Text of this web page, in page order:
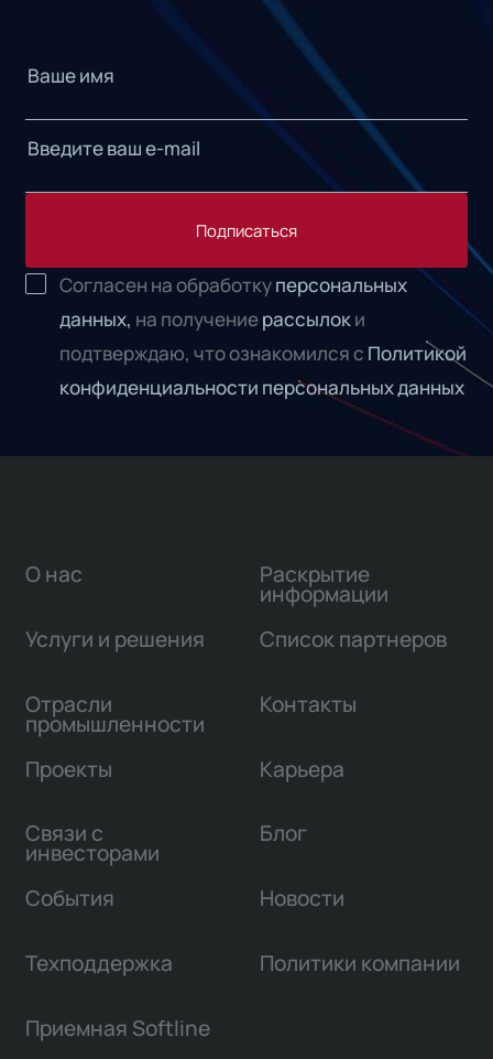
Подписаться
Согласен на обработкуперсональных
данных, на получениерассылоки
подтверждаю, что ознакомился с Политикой
конфиденциальности персональных данных
О нас
Услуги и решения
Отрасли
промышленности
Проекты
Связи с
инвесторами
Раскрытие
информации
Список партнеров
Контакты
Карьера
Блог
События Новости
Техподдержка Политики компании
Приемная Softline